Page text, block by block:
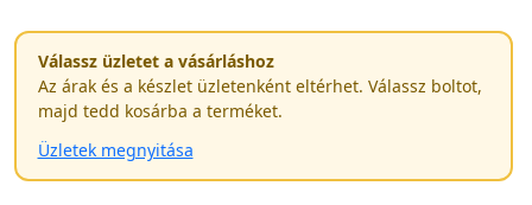
Válassz üzletet a vásárláshoz
Az árak és a készlet üzletenként eltérhet. Válassz boltot,
majd tedd kosárba a terméket.
Üzletek megnyitása